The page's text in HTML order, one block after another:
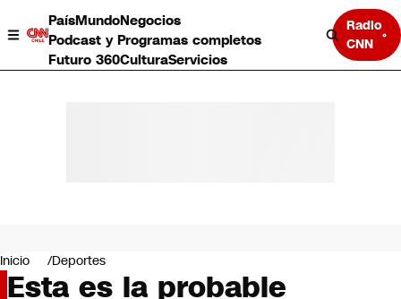
PaísMundoNegocios
Podcast y Programas completos
Futuro 360CulturaServicios
Radio
CNN
Negocios
Deportes
Inicio Deportes
Esta es la probable